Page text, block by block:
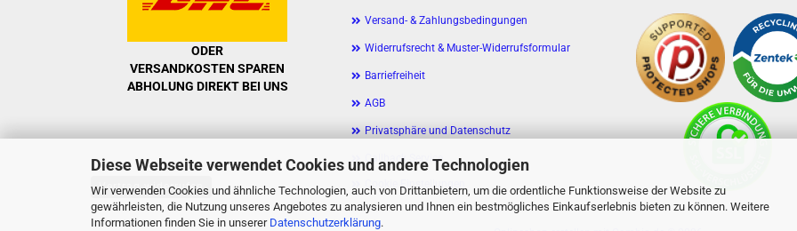
Diese Webseite verwendet Cookies und andere Technologien
Wir verwenden Cookies und ähnliche Technologien, auch von Drittanbietern, um die ordentliche Funktionsweise der Website zu
gewährleisten, die Nutzung unseres Angebotes zu analysieren und Ihnen ein bestmögliches Einkaufserlebnis bieten zu können. Weitere
Informationen finden Sie in unserer Datenschutzerklärung.
Versand- & Zahlungsbedingungen
Widerrufsrecht & Muster-Widerrufsformular
Barriefreiheit
AGB
Privatsphäre und Datenschutz
Callback Service
Cookie Einstellungen
ODER
VERSANDKOSTEN SPAREN
ABHOLUNG DIREKT BEI UNS
Vertrag widerrufen